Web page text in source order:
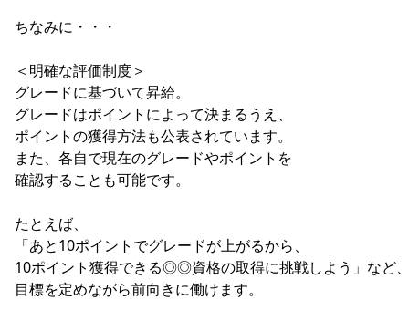
ちなみに・・・
＜明確な評価制度＞
グレードに基づいて昇給。
グレードはポイントによって決まるうえ、
ポイントの獲得方法も公表されています。
また、各自で現在のグレードやポイントを
確認することも可能です。
たとえば、
「あと10ポイントでグレードが上がるから、
10ポイント獲得できる◎◎資格の取得に挑戦しよう」など
目標を定めながら前向きに働けます。